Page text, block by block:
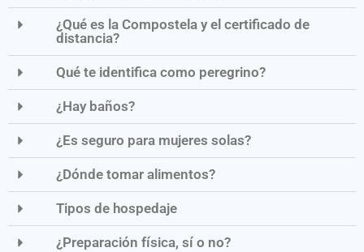
¿Qué es la Compostela y el certificado de
distancia?
Qué te identifica como peregrino?
¿Hay baños?
¿Es seguro para mujeres solas?
¿Dónde tomar alimentos?
Tipos de hospedaje
¿Preparación física, sí o no?